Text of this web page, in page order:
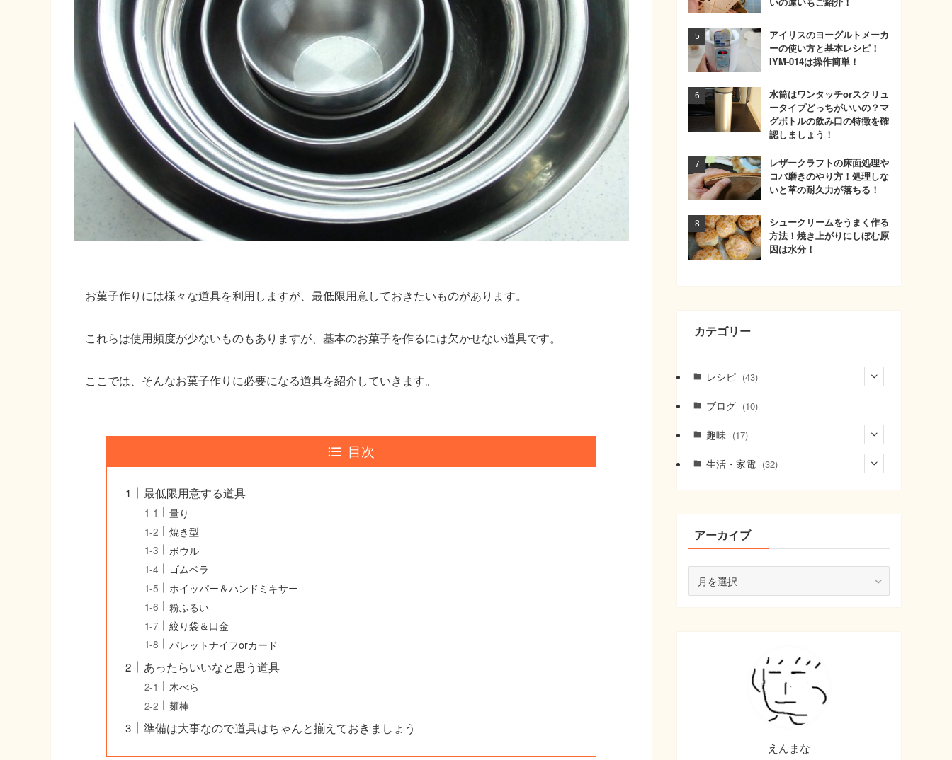
お菓子作りには様々な道具を利用しますが、最低限用意しておきたいものがあります。
これらは使用頻度が少ないものもありますが、基本のお菓子を作るには欠かせない道具です。
ここでは、そんなお菓子作りに必要になる道具を紹介していきます。
目次
最低限用意する道具
量り
焼き型
ボウル
ゴムベラ
ホイッパー＆ハンドミキサー
粉ふるい
絞り袋＆口金
パレットナイフorカード
あったらいいなと思う道具
木べら
麺棒
準備は大事なので道具はちゃんと揃えておきましょう
アイリスのヨーグルトメーカ
ーの使い方と基本レシピ！
IYM-014は操作簡単！
水筒はワンタッチorスクリュ
ータイプどっちがいいの？マ
グボトルの飲み口の特徴を確
認しましょう！
レザークラフトの床面処理や
コバ磨きのやり方！処理しな
いと革の耐久力が落ちる！
シュークリームをうまく作る
方法！焼き上がりにしぼむ原
因は水分！
カテゴリー
レシピ (43)
(7)
(21)
(6)
ブログ (10)
趣味 (17)
(9)
生活・家電 (32)
アーカイブ
えんまな